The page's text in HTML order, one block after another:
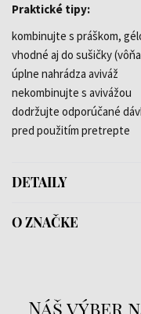
Praktické tipy:
kombinujte s práškom,
vhodné aj do sušičky
úplne nahrádza aviváž
nekombinujte s avivážou
dodržujte odporúčané
pred použitím pretrepte
DETAILY
O ZNAČKE
Náš výber